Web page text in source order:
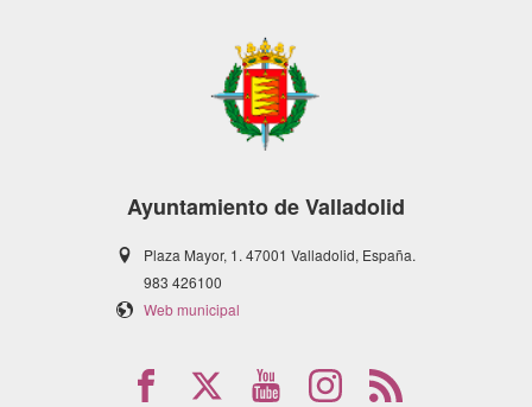
Ayuntamiento de Valladolid
Plaza Mayor, 1. 47001 Valladolid, España.
983 426100
Web municipal